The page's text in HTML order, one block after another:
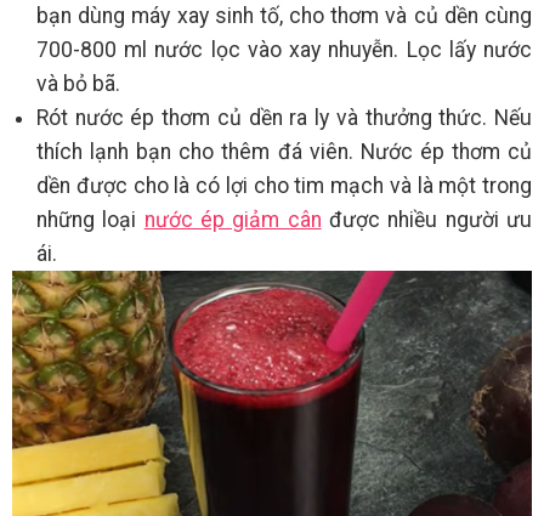
bạn dùng máy xay sinh tố, cho thơm và củ dền cùng
700-800 ml nước lọc vào xay nhuyễn. Lọc lấy nước
và bỏ bã.
Rót nước ép thơm củ dền ra ly và thưởng thức. Nếu
thích lạnh bạn cho thêm đá viên. Nước ép thơm củ
dền được cho là có lợi cho tim mạch và là một trong
những loại nước ép giảm cân được nhiều người ưu
ái.